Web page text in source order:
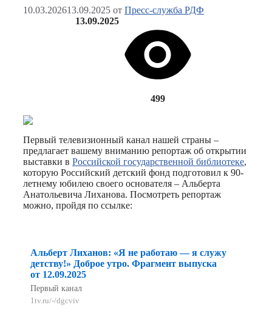
10.03.202613.09.2025 от Пресс-служба РДФ
13.09.2025
499
Первый телевизионный канал нашей страны –
предлагает вашему вниманию репортаж об открытии
выставки в Российской государственной библиотеке,
которую Российский детский фонд подготовил к 90-
летнему юбилею своего основателя – Альберта
Анатольевича Лиханова. Посмотреть репортаж
можно, пройдя по ссылке:
Альберт Лиханов: «Я не работаю — я служу
детству!» Доброе утро. Фрагмент выпуска
от 12.09.2025
Первый канал
1tv.ru/-/dgcviv